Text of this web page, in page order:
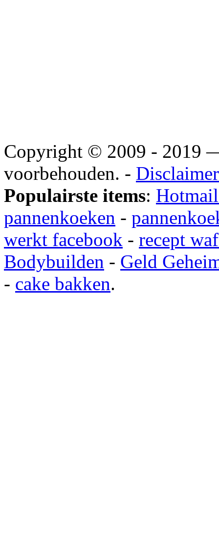
Copyright © 2009 - 2019
voorbehouden. - Disclaimer
Populairste items:
pannenkoeken -
werkt facebook - recept
Bodybuilden - Geld
- cake bakken.